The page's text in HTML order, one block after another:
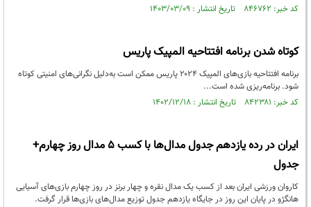
کد خبر: ۸۴۶۷۶۲ تاریخ انتشار : ۱۴۰۳/۰۳/۰۹
کوتاه شدن برنامه افتتاحیه المپیک پاریس
برنامه افتتاحیه بازی‌های المپیک ۲۰۲۴ پاریس ممکن است به‌دلیل نگرانی‌های امنیتی کوتاه
شود. برنامه‌ریزی شده است...
کد خبر: ۸۴۲۳۸۱ تاریخ انتشار : ۱۴۰۲/۱۲/۱۸
ایران در رده یازدهم جدول مدال‌ها با کسب ۵ مدال روز چهارم+
جدول
کاروان ورزشی ایران بعد از کسب یک مدال نقره و چهار برنز در روز چهارم بازی‌های آسیایی
هانگژو در پایان این روز در جایگاه یازدهم جدول توزیع مدال‌های بازی‌ها قرار گرفت.